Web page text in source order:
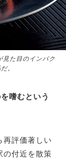
見た目のインパク
。
嗜むという
再評価著しい
の付近を散策